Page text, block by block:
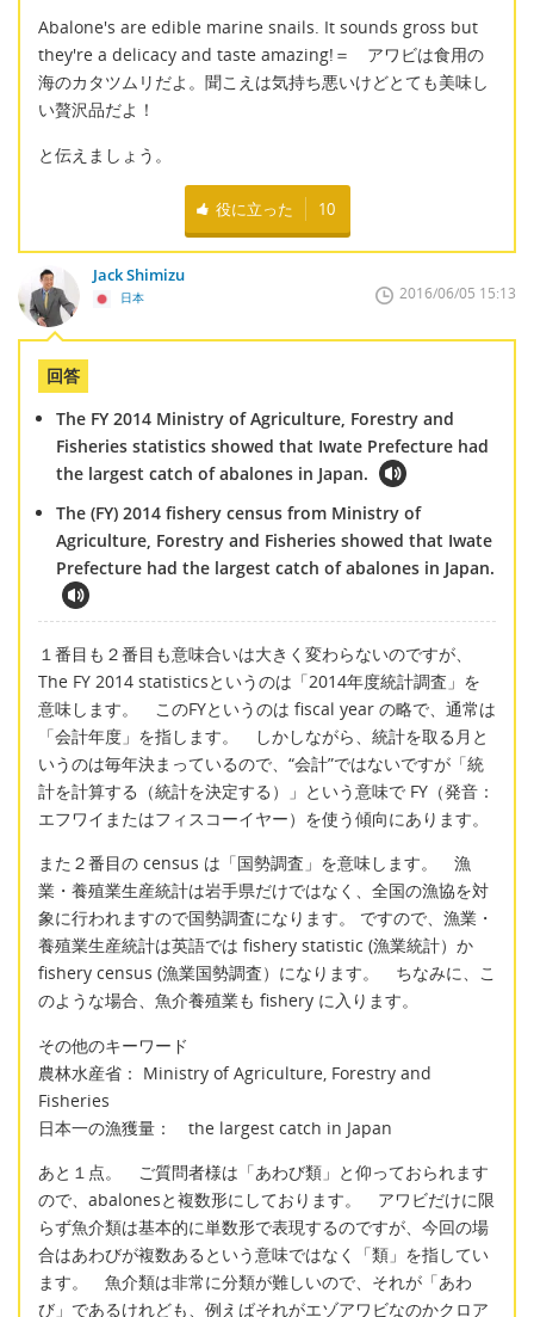
Abalone's are edible marine snails. It sounds gross but
they're a delicacy and taste amazing!＝ アワビは食用の
海のカタツムリだよ。聞こえは気持ち悪いけどとても美味し
い贅沢品だよ！
と伝えましょう。
役に立った 10
Jack Shimizu
日本 2016/06/05 15:13
回答
The FY 2014 Ministry of Agriculture, Forestry and
Fisheries statistics showed that Iwate Prefecture had
the largest catch of abalones in Japan.
The (FY) 2014 fishery census from Ministry of
Agriculture, Forestry and Fisheries showed that Iwate
Prefecture had the largest catch of abalones in Japan.
１番目も２番目も意味合いは大きく変わらないのですが、
The FY 2014 statisticsというのは「2014年度統計調査」を
意味します。 このFYというのは fiscal year の略で、通常は
「会計年度」を指します。 しかしながら、統計を取る月と
いうのは毎年決まっているので、“会計”ではないですが「統
計を計算する（統計を決定する）」という意味で FY（発音：
エフワイまたはフィスコーイヤー）を使う傾向にあります。
また２番目の census は「国勢調査」を意味します。 漁
業・養殖業生産統計は岩手県だけではなく、全国の漁協を対
象に行われますので国勢調査になります。 ですので、漁業・
養殖業生産統計は英語では fishery statistic (漁業統計）か
fishery census (漁業国勢調査）になります。 ちなみに、こ
のような場合、魚介養殖業も fishery に入ります。
その他のキーワード
農林水産省： Ministry of Agriculture, Forestry and
Fisheries
日本一の漁獲量： the largest catch in Japan
あと１点。 ご質問者様は「あわび類」と仰っておられます
ので、abalonesと複数形にしております。 アワビだけに限
らず魚介類は基本的に単数形で表現するのですが、今回の場
合はあわびが複数あるという意味ではなく「類」を指してい
ます。 魚介類は非常に分類が難しいので、それが「あわ
び」であるけれども、例えばそれがエゾアワビなのかクロア